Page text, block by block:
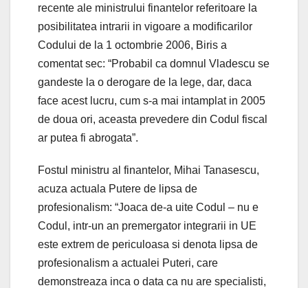
recente ale ministrului finantelor referitoare la
posibilitatea intrarii in vigoare a modificarilor
Codului de la 1 octombrie 2006, Biris a
comentat sec: “Probabil ca domnul Vladescu se
gandeste la o derogare de la lege, dar, daca
face acest lucru, cum s-a mai intamplat in 2005
de doua ori, aceasta prevedere din Codul fiscal
ar putea fi abrogata”.
Fostul ministru al finantelor, Mihai Tanasescu,
acuza actuala Putere de lipsa de
profesionalism: “Joaca de-a uite Codul – nu e
Codul, intr-un an premergator integrarii in UE
este extrem de periculoasa si denota lipsa de
profesionalism a actualei Puteri, care
demonstreaza inca o data ca nu are specialisti,